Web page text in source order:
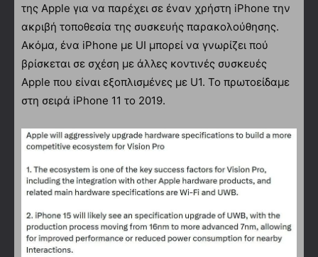
της Apple για να παρέχει σε έναν χρήστη iPhone την
ακριβή τοποθεσία της συσκευής παρακολούθησης.
Ακόμα, ένα iPhone με UI μπορεί να γνωρίζει πού
βρίσκεται σε σχέση με άλλες κοντινές συσκευές
Apple που είναι εξοπλισμένες με U1. Το πρωτοείδαμε
στη σειρά iPhone 11 το 2019.